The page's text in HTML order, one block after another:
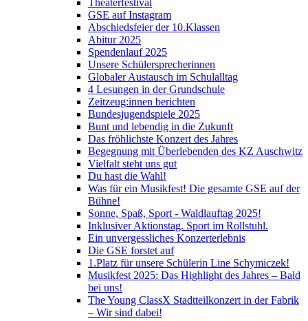
Theaterfestival
GSE auf Instagram
Abschiedsfeier der 10.Klassen
Abitur 2025
Spendenlauf 2025
Unsere Schülersprecherinnen
Globaler Austausch im Schulalltag
4 Lesungen in der Grundschule
Zeitzeug:innen berichten
Bundesjugendspiele 2025
Bunt und lebendig in die Zukunft
Das fröhlichste Konzert des Jahres
Begegnung mit Überlebenden des KZ Auschwitz
Vielfalt steht uns gut
Du hast die Wahl!
Was für ein Musikfest! Die gesamte GSE auf der
Bühne!
Sonne, Spaß, Sport - Waldlauftag 2025!
Inklusiver Aktionstag. Sport im Rollstuhl.
Ein unvergessliches Konzerterlebnis
Die GSE forstet auf
1.Platz für unsere Schülerin Line Schymiczek!
Musikfest 2025: Das Highlight des Jahres – Bald
bei uns!
The Young ClassX Stadtteilkonzert in der Fabrik
– Wir sind dabei!